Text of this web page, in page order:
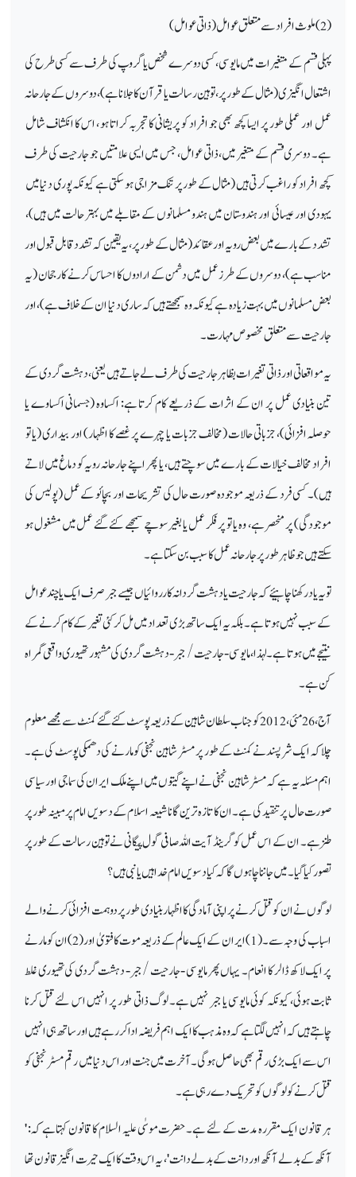
(2) ملوث افراد سے متعلق عوامل (ذاتی عوامل)
پہلی قسم کے متغیرات میں مایوسی، کسی دوسرے شخص یا گروپ کی طرف سے کسی طرح کی
اشتعال انگیزی (مثال کے طور پر،توہین رسالت یا قرآن کا جلانا ہے)، دوسروں کے جارحانہ
عمل اور عملی طور پر ایسا کچھ بھی جو افراد کو پریشانی کا تجربہ کراتا ہو ، اس کا انکشاف شامل
ہے۔ دوسری قسم کے متغیر میں، ذاتی عوامل، جس میں ایسی علامتیں جو جارحیت کی طرف
کچھ افراد کو راغب کر تی ہیں (مثال کے طور پر تنک مزاجی ہو سکتی ہے کیونکہ پوری دنیا میں
یہودی اور عیسائی اور ہندوستان میں ہندو مسلمانوں کے مقابلے میں بہتر حالت میں ہیں)،
تشدد کے بارے میں بعض رویہ اور عقائد (مثال کے طور پر، یہ یقین کہ تشدد قابل قبول اور
مناسب ہے)، دوسروں کے طرز عمل میں دشمن کے ارادوں کا احساس کرنے کا رجحان (یہ
بعض مسلمانوں میں بہت زیادہ ہے کیونکہ وہ سمجھتے ہیں کہ ساری دنیا ان کے خلاف ہے)، اور
جارحیت سے متعلق مخصوص مہارت ۔
یہ مواقعاتی اور ذاتی تغیرات بظاہر جارحیت کی طرف لے جاتے ہیں یعنی، دہشت گردی کے
تین بنیادی عمل پر ان کے اثرات کے ذریعے کام کرتا ہے: اکساوہ (جسمانی اکساوے یا
حوصلہ افزائی)، جزباتی حالات (مخالف جزبات یا چہرے پر غصے کا اظہار) اور بیداری (یا تو
افراد مخالف خیالات کے بارے میں سوچتے ہیں، یا پھر اپنے جارحانہ رویہ کو دماغ میں لاتے
ہیں)۔ کسی فرد کے ذریعہ موجودہ صورت حال کی تشریحات اور بچائو کے عمل (پولیس کی
موجودگی) پر منحصر ہے، وہ یا تو پر فکر عمل یا بغیر سوچے سمجھے کئے گئے عمل میں مشغول ہو
سکتے ہیں جو ظاہر طور پر جارحانہ عمل کا سبب بن سکتا ہے۔
تو یہ یاد رکھنا چاہیئے کہ جارحیت یا دہشت گردانہ کارروائیاں جیسے جبر صرف ایک یا چند عوامل
کے سبب نہیں ہوتا ہے۔ بلکہ یہ ایک ساتھ بڑی تعداد میں مل کر کئی تغیر کے کام کرنے کے
نتیجے میں ہوتا ہے۔ لہذا، مایوسی‑جارحیت / جبر‑دہشت گردی کی مشہور تھیوری واقعی گمراہ
کن ہے۔
آج، 26 مئی، 2012 کو جناب سلطان شاہین کے ذریعہ پوسٹ کئے گئے کمنٹ سے مجھے معلوم
چلا کہ ایک شرپسند نے کمنٹ کے طور پر مسٹر شاہین نجفی کو مارنے کی دھمکی پوسٹ کی ہے۔
اہم مسئلہ یہ ہے کہ مسٹر شاہین نجفی نے اپنے گیتوں میں اپنے ملک ایران کی سماجی اور سیاسی
صورت حال پر تنقید کی ہے۔ ان کا تازہ ترین گانا شیعہ اسلام کے دسویں امام پر مبینہ طور پر
طنز ہے۔ ان کے اس عمل کو گرینڈ آیت اللہ صافی گول پیگانی نے توہین رسالت کے طور پر
تصور کیا گیا۔ میں جاننا چاہوں گا کہ کیا دسویں امام خدا ہیں یا نبی ہیں؟
لوگوں نے ان کو قتل کرنے پر اپنی آمادگی کا اظہار بنیادی طور پر دو ہمت افزائی کرنے والے
اسباب کی وجہ سے۔ (1) ایران کے ایک عالم کے ذریعہ موت کا فتویٰ اور (2) ان کو مارنے
پر ایک لاکھ ڈالر کا انعام ۔ یہاں پھر مایوسی‑جارحیت / جبر‑دہشت گردی کی تھیوری غلط
ثابت ہوئی، کیونکہ کوئی مایوسی یا جبر نہیں ہے۔ لوگ ذاتی طور پر انہیں اس لئے قتل کرنا
چاہتے ہیں کہ انہیں لگتا ہے کہ وہ مذہب کا ایک اہم فریضہ ادا کر رہے ہیں اور ساتھ ہی انہیں
اس سے ایک بڑی رقم بھی حاصل ہوگی۔ آخرت میں جنت اور اس دنیا میں رقم مسٹر نجفی کو
قتل کرنے کو لوگوں کو تحریک دے رہی ہے۔
ہر قانون ایک مقررہ مدت کے لئے ہے۔ حضرت موسٰی علیہ السلام کا قانون کہتا ہے کہ: '
آنکھ کے بدلے آنکھ اور دانت کے بدلے دانت'، یہ اس وقت کا ایک حیرت انگیز قانون تھا